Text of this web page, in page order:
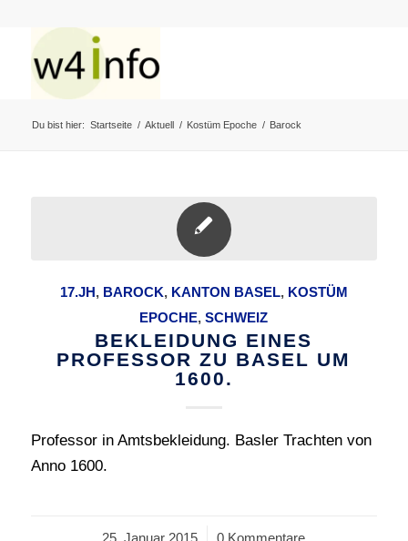
Du bist hier: Startseite / Aktuell / Kostüm Epoche / Barock
17.JH, BAROCK, KANTON BASEL, KOSTÜM
EPOCHE,SCHWEIZ
BEKLEIDUNG EINES
PROFESSOR ZU BASEL UM
1600.
Professor in Amtsbekleidung. Basler Trachten von
Anno 1600.
25. Januar 2015
/ 0 Kommentare